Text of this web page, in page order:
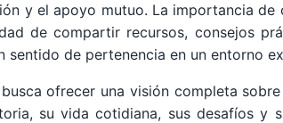
y el apoyo mutuo. La importancia
de compartir recursos, consejos
sentido de pertenencia en un entorno
ofrecer una visión completa
su vida cotidiana, sus desafíos y